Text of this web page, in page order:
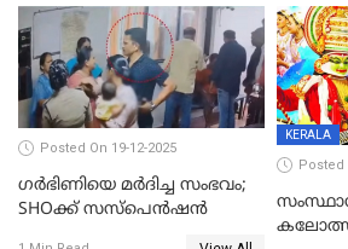
Posted On 19-12-2025
ഗര്‍ഭിണിയെ മർദിച്ച സംഭവം;
SHOക്ക് സസ്പെൻഷൻ
KERALA
Posted